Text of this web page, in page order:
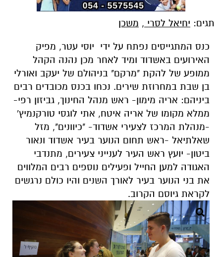
תגים: יחיאל לסרי , משכן
כנס המתגייסים נפתח על ידי יוסי עטר, מפיק
האירועים באשדוד ומיד לאחר מכן נהנה הקהל
ממופע של להקת "מרקם" בניהולם של יעקב ואורלי
בן שבת במחרוזת שירים. נכחו בכנס מכובדים רבים
ביניהם: אריה מימון- ראש מנהל החינוך, גביזון רפי-
ממלא מקומו של אריה איטח, אתי לוגסי טורקנמיץ'
-מנהלת המרכז לצעירי אשדוד- "כיוונים", מזל
שאלתיאל -ראש תחום הנוער בעיר אשדוד ונאור
ביטון- יועץ ראש העיר לענייני צעירים, מתנדבי
האגודה למען החייל ופעילים נוספים רבים המלווים
את בני הנוער בעיר לאורך השנים והיו כולם נרגשים
לקראת גיוסם הקרוב.